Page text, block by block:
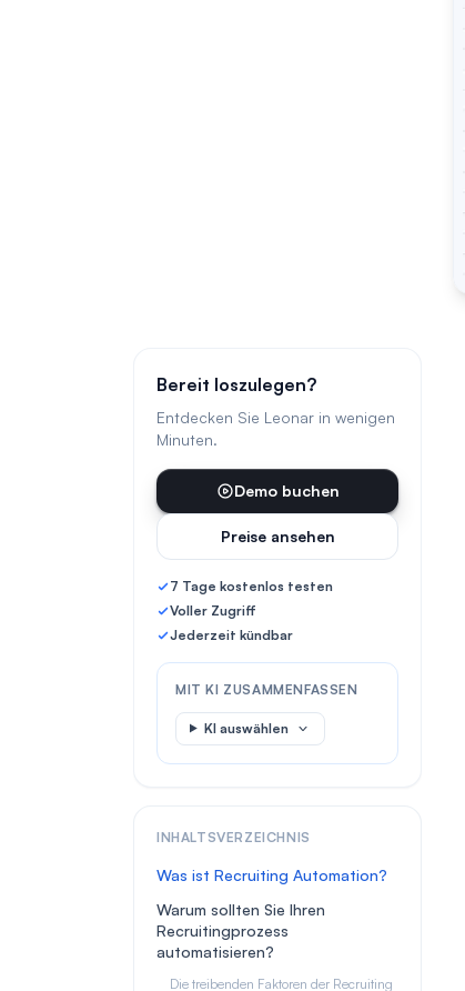
Bereit loszulegen?
Entdecken Sie Leonar in wenigen
Minuten.
Demo buchen
Preise ansehen
7 Tage kostenlos testen
Voller Zugriff
Jederzeit kündbar
MIT KI ZUSAMMENFASSEN
KI auswählen
INHALTSVERZEICHNIS
Was ist Recruiting Automation?
Warum sollten Sie Ihren
Recruitingprozess
automatisieren?
Die treibenden Faktoren der Recruiting